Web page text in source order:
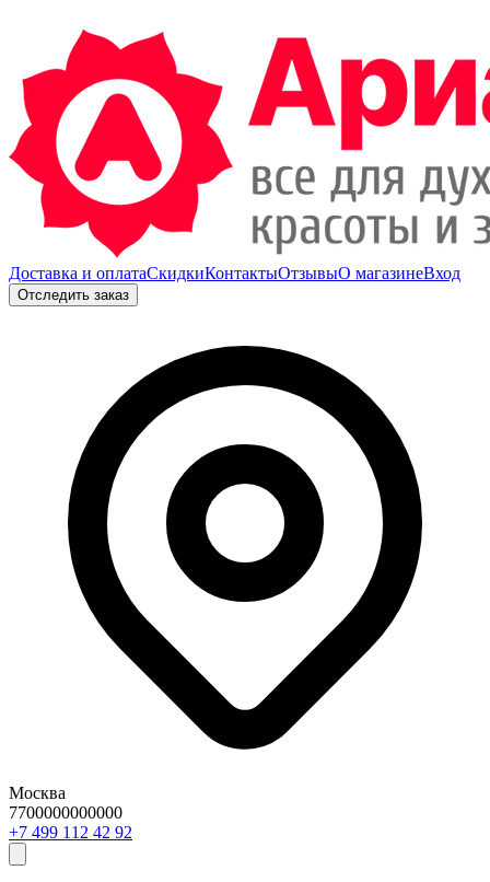
Доставка и оплатаСкидкиКонтактыОтзывыО магазинеВход
Отследить заказ
Москва
7700000000000
29 24 211 994 7+